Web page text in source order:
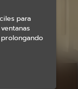
para